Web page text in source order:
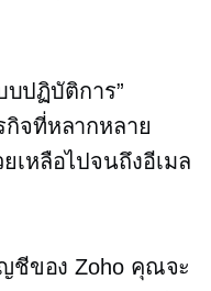
บปฏิบัติการ”
จที่หลากหลาย
เหลือไปจนถึงอีเมล
ชีของ Zoho คุณจะ